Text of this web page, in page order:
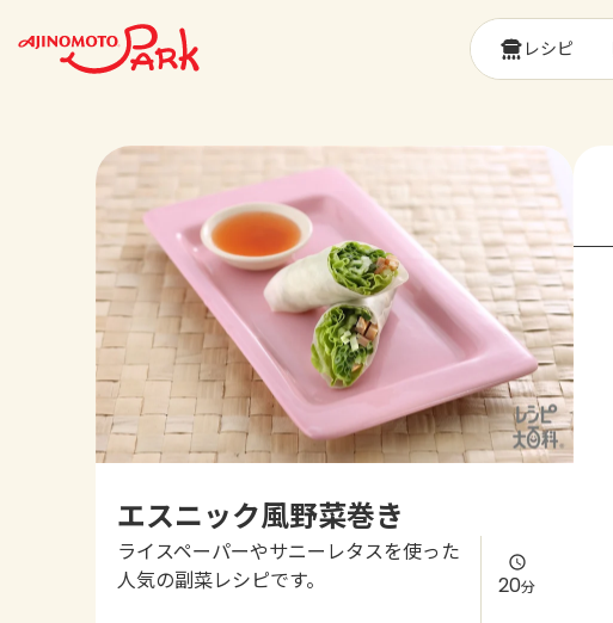
レシピ
エスニック風野菜巻き
ライスペーパーやサニーレタスを使った
人気の副菜レシピです。
20分